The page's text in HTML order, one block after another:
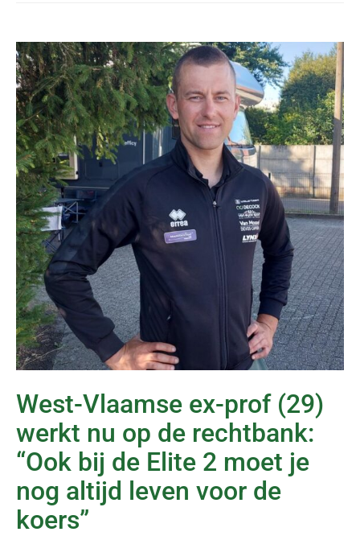
West-Vlaamse ex-prof (29)
werkt nu op de rechtbank:
“Ook bij de Elite 2 moet je
nog altijd leven voor de
koers”